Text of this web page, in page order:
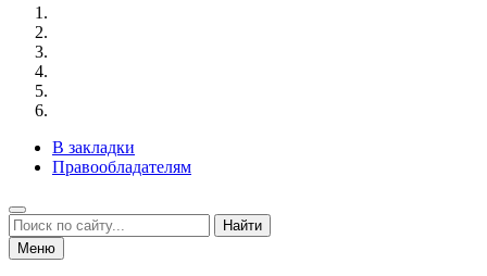
В закладки
Правообладателям
Найти
Меню